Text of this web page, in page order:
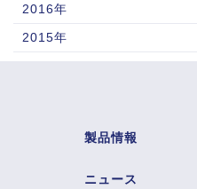
2016年
2015年
製品情報
ニュース